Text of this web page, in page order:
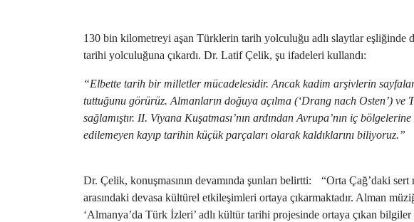
130 bin kilometreyi aşan Türklerin tarih yolculuğu adlı slaytlar eşliğinde
tarihi yolculuğuna çıkardı. Dr. Latif Çelik, şu ifadeleri kullandı:
“Elbette tarih bir milletler mücadelesidir. Ancak kadim arşivlerin
tuttuğunu görürüz. Almanların doğuya açılma (‘Drang nach Osten’) ve
sağlamıştır. II. Viyana Kuşatması’nın ardından Avrupa’nın iç
edilemeyen kayıp tarihin küçük parçaları olarak kaldıklarını biliyoruz.”
Dr. Çelik, konuşmasının devamında şunları belirtti: “Orta Çağ’daki
arasındaki devasa kültürel etkileşimleri ortaya çıkarmaktadır. Alman
‘Almanya’da Türk İzleri’ adlı kültür tarihi projesinde ortaya çıkan